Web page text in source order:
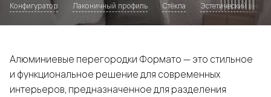
Конфигуратор Лаконичный профиль Стёкла Эстетический
Алюминиевые перегородки Формато — это стильное
и функциональное решение для современных
интерьеров, предназначенное для разделения